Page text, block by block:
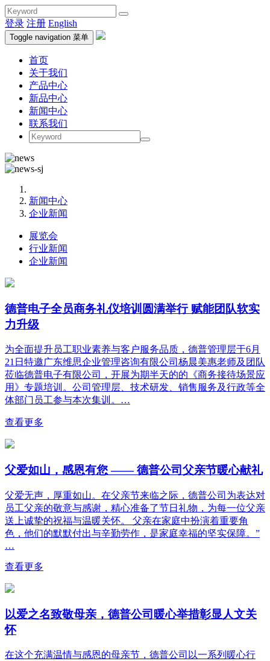
登录 注册 English
Toggle navigation 菜单
首页
关于我们
产品中心
新品中心
新闻中心
联系我们
新闻中心
企业新闻
展览会
行业新闻
企业新闻
德普电子全员商务礼仪培训圆满举行 赋能团队软实
力升级
为全面提升员工职业素养与客户服务品质，德普管理层于6月
21日特邀广东维思企业管理咨询有限公司杨晨美惠老师及团队
莅临德普电子有限公司，开展为期半天的的《商务接待场景应
用》专题培训。公司管理层、技术研发、销售服务及行政等全
体部门员工参与本次集训。…
查看更多
父爱如山，感恩有您 —— 德普公司父亲节暖心献礼
父爱无声，厚重如山。在父亲节来临之际，德普公司为表达对
员工父亲的敬意与感谢，精心准备了节日礼物，为每一位父亲
送上诚挚的祝福与温暖关怀。 父亲在家庭中扮演着重要角
色，他们的默默付出与辛勤劳作，是家庭幸福的坚实保障。”
…
查看更多
以爱之名致敬母亲，德普公司暖心举措彰显人文关
怀
在这个充满温情与感恩的母亲节，德普公司以一系列暖心行